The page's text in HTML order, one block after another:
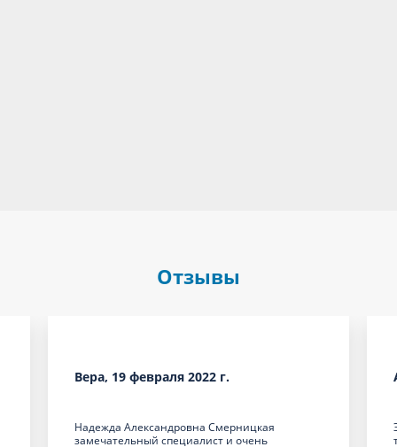
Отзывы
Вера, 19 февраля 2022 г.
Надежда Александровна Смерницкая
замечательный специалист и очень